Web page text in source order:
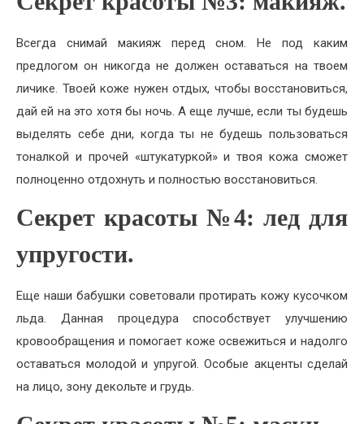
Всегда снимай макияж перед сном. Не под каким
предлогом он никогда не должен оставаться на твоем
личике. Твоей коже нужен отдых, чтобы восстановиться,
дай ей на это хотя бы ночь. А еще лучше, если ты будешь
выделять себе дни, когда ты не будешь пользоваться
тоналкой и прочей «штукатуркой» и твоя кожа сможет
полноценно отдохнуть и полностью восстановиться.
Секрет красоты №4: лед для
упругости.
Еще наши бабушки советовали протирать кожу кусочком
льда. Данная процедура способствует улучшению
кровообращения и помогает коже освежиться и надолго
оставаться молодой и упругой. Особые акценты сделай
на лицо, зону декольте и грудь.